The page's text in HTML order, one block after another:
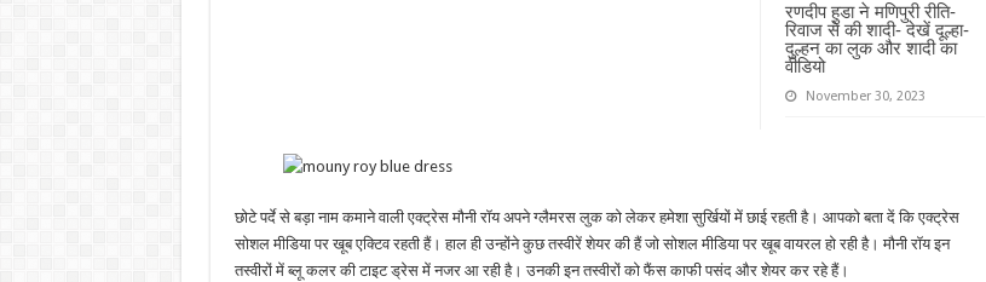
रणदीप हुडा ने मणिपुरी रीति-
रिवाज से की शादी- देखें दूल्हा-
दुल्हन का लुक और शादी का
वीडियो
November 30, 2023
छोटे पर्दे से बड़ा नाम कमाने वाली एक्ट्रेस मौनी रॉय अपने ग्लैमरस लुक को लेकर हमेशा सुर्खियों में छाई रहती है। आपको बता दें कि एक्ट्रेस
सोशल मीडिया पर खूब एक्टिव रहती हैं। हाल ही उन्होंने कुछ तस्वीरें शेयर की हैं जो सोशल मीडिया पर खूब वायरल हो रही है। मौनी रॉय इन
तस्वीरों में ब्लू कलर की टाइट ड्रेस में नजर आ रही है। उनकी इन तस्वीरों को फैंस काफी पसंद और शेयर कर रहे हैं।